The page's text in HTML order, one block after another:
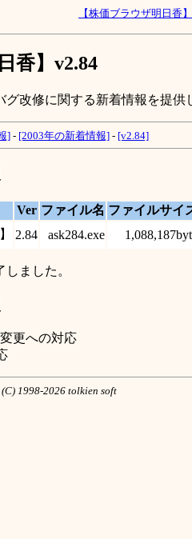
【株価ブラウザ明日香】
香】v2.84
改修に関する新着情報を提供
] - [2003年の新着情報] - [v2.84]
Ver ファイル名 ファイルサイ
2.84 ask284.exe
ました。
更への対応
1998-2026 tolkien soft